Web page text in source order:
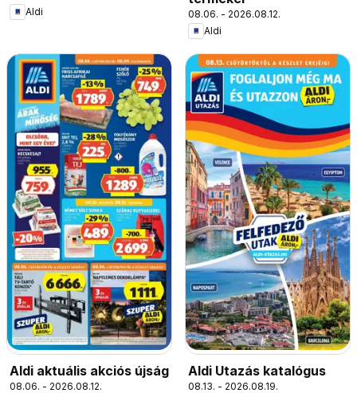
Aldi
08.06. - 2026.08.12.
Aldi
Aldi aktuális akciós újság
08.06. - 2026.08.12.
Aldi Utazás katalógus
08.13. - 2026.08.19.